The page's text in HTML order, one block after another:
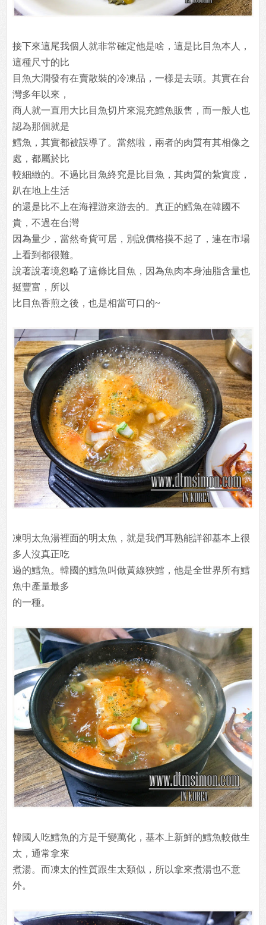
接下來這尾我個人就非常確定他是啥，這是比目魚本人，
這種尺寸的比
目魚大潤發有在賣散裝的冷凍品，一樣是去頭。其實在台
灣多年以來，
商人就一直用大比目魚切片來混充鱈魚販售，而一般人也
認為那個就是
鱈魚，其實都被誤導了。當然啦，兩者的肉質有其相像之
處，都屬於比
較細緻的。不過比目魚終究是比目魚，其肉質的紮實度，
趴在地上生活
的還是比不上在海裡游來游去的。真正的鱈魚在韓國不
貴，不過在台灣
因為量少，當然奇貨可居，別說價格摸不起了，連在市場
上看到都很難。
說著說著境忽略了這條比目魚，因為魚肉本身油脂含量也
挺豐富，所以
比目魚香煎之後，也是相當可口的~
凍明太魚湯裡面的明太魚，就是我們耳熟能詳卻基本上很
多人沒真正吃
過的鱈魚。韓國的鱈魚叫做黃線狹鱈，他是全世界所有鱈
魚中產量最多
的一種。
韓國人吃鱈魚的方是千變萬化，基本上新鮮的鱈魚較做生
太，通常拿來
煮湯。而凍太的性質跟生太類似，所以拿來煮湯也不意
外。